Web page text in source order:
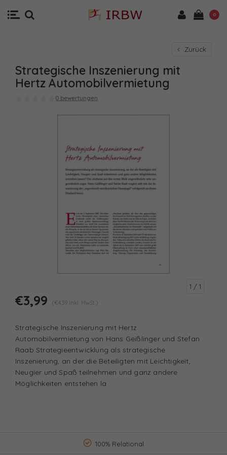
0
Zurück
Strategische Inszenierung mit
Hertz Automobilvermietung
0 bewertungen
1 / 1
€3,99 (€4,39 Inkl. MwSt.)
Strategische Inszenierung mit Hertz
Automobilvermietung von Hans Geißlinger und Stefan
Raab Strategieentwicklung als strategische
Inszenierung, an der die Beteiligten mit Leichtigkeit,
Neugier und Spaß teilnehmen und ganz andere
Möglichkeiten entstehen la
100% Relational